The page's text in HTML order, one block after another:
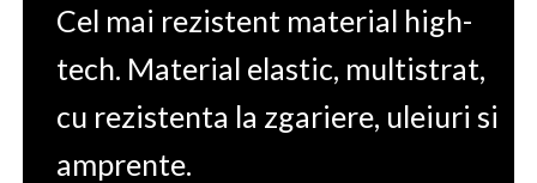
Cel mai rezistent material high-
tech. Material elastic, multistrat,
cu rezistenta la zgariere, uleiuri si
amprente.